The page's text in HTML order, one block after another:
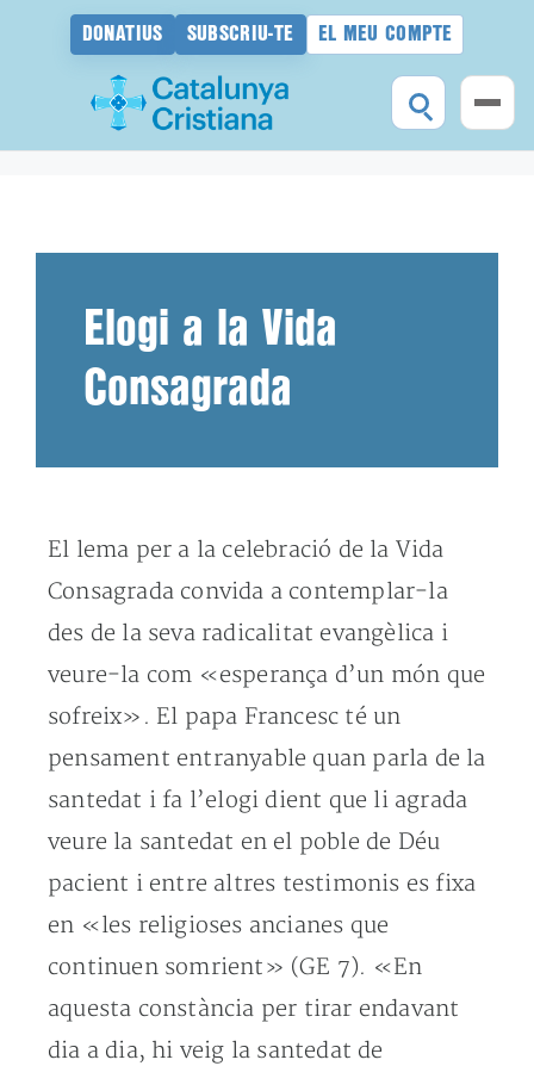
DONATIUS SUBSCRIU-TE EL MEU COMPTE
Elogi a la Vida
Consagrada
El lema per a la celebració de la Vida
Consagrada convida a contemplar-la
des de la seva radicalitat evangèlica i
veure-la com «esperança d’un món que
sofreix». El papa Francesc té un
pensament entranyable quan parla de la
santedat i fa l’elogi dient que li agrada
veure la santedat en el poble de Déu
pacient i entre altres testimonis es fixa
en «les religioses ancianes que
continuen somrient» (GE 7). «En
aquesta constància per tirar endavant
dia a dia, hi veig la santedat de